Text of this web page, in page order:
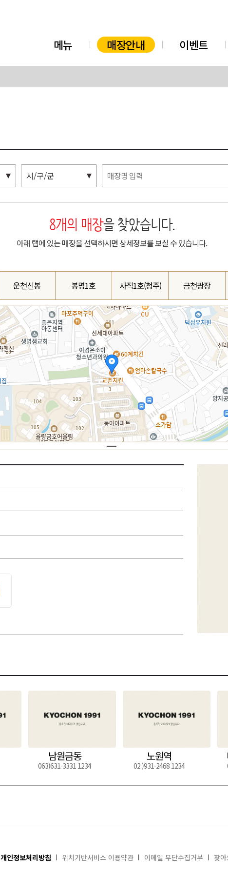
메뉴 매장안내 이벤트
시/구/군
8개의 매장을 찾았습니다.
아래 탭에 있는 매장을 선택하시면 상세정보를 보실 수 있습니다.
운천신봉 봉명1호 사직1호(청주) 금천광장
남원금동
063)631-3331 1234
노원역
02 )931-2468 1234
개인정보처리방침 위치기반서비스 이용약관 이메일 무단수집거부 찾